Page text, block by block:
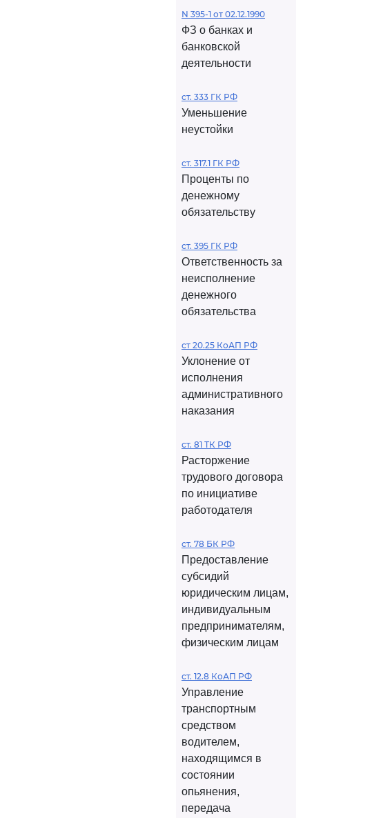
N 395-1 от 02.12.1990
ФЗ о банках и
банковской
деятельности
ст. 333 ГК РФ
Уменьшение
неустойки
ст. 317.1 ГК РФ
Проценты по
денежному
обязательству
ст. 395 ГК РФ
Ответственность за
неисполнение
денежного
обязательства
ст 20.25 КоАП РФ
Уклонение от
исполнения
административного
наказания
ст. 81 ТК РФ
Расторжение
трудового договора
по инициативе
работодателя
ст. 78 БК РФ
Предоставление
субсидий
юридическим лицам,
индивидуальным
предпринимателям,
физическим лицам
ст. 12.8 КоАП РФ
Управление
транспортным
средством
водителем,
находящимся в
состоянии
опьянения,
передача